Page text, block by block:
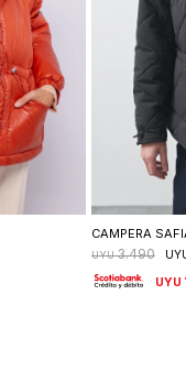
CAMPERA
UYU 3.490
UYU